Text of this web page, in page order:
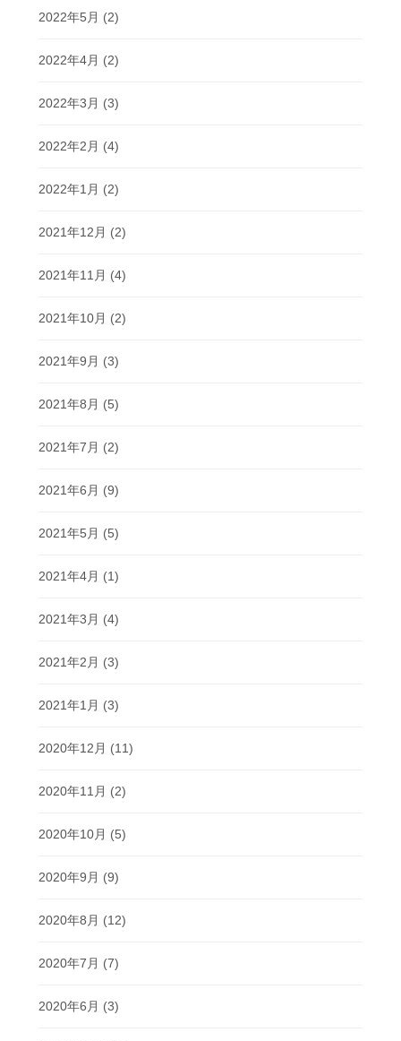
2022年5月 (2)
2022年4月 (2)
2022年3月 (3)
2022年2月 (4)
2022年1月 (2)
2021年12月 (2)
2021年11月 (4)
2021年10月 (2)
2021年9月 (3)
2021年8月 (5)
2021年7月 (2)
2021年6月 (9)
2021年5月 (5)
2021年4月 (1)
2021年3月 (4)
2021年2月 (3)
2021年1月 (3)
2020年12月 (11)
2020年11月 (2)
2020年10月 (5)
2020年9月 (9)
2020年8月 (12)
2020年7月 (7)
2020年6月 (3)